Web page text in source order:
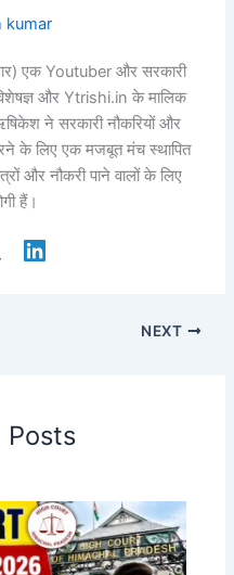
kumar
एक Youtuber और सरकारी
और Ytrishi.in के मालिक
ने सरकारी नौकरियों और
के लिए एक मजबूत मंच स्थापित
और नौकरी पाने वालों के लिए
हैं।
NEXT
Posts